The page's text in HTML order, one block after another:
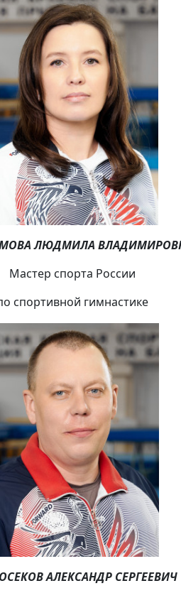
ЛЮДМИЛА
Мастер спорта России
спортивной гимнастике
АЛЕКСАНДР СЕРГЕЕВИЧ